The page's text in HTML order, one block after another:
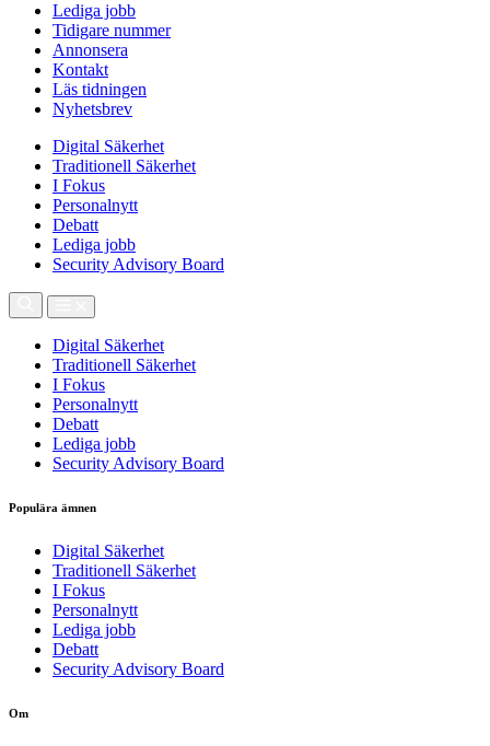
Lediga jobb
Tidigare nummer
Annonsera
Kontakt
Läs tidningen
Nyhetsbrev
Digital Säkerhet
Traditionell Säkerhet
I Fokus
Personalnytt
Debatt
Lediga jobb
Security Advisory Board
Digital Säkerhet
Traditionell Säkerhet
I Fokus
Personalnytt
Debatt
Lediga jobb
Security Advisory Board
Populära ämnen
Digital Säkerhet
Traditionell Säkerhet
I Fokus
Personalnytt
Lediga jobb
Debatt
Security Advisory Board
Om